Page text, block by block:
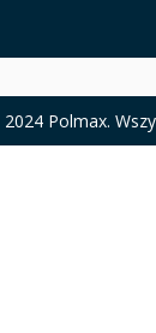
Polmax.